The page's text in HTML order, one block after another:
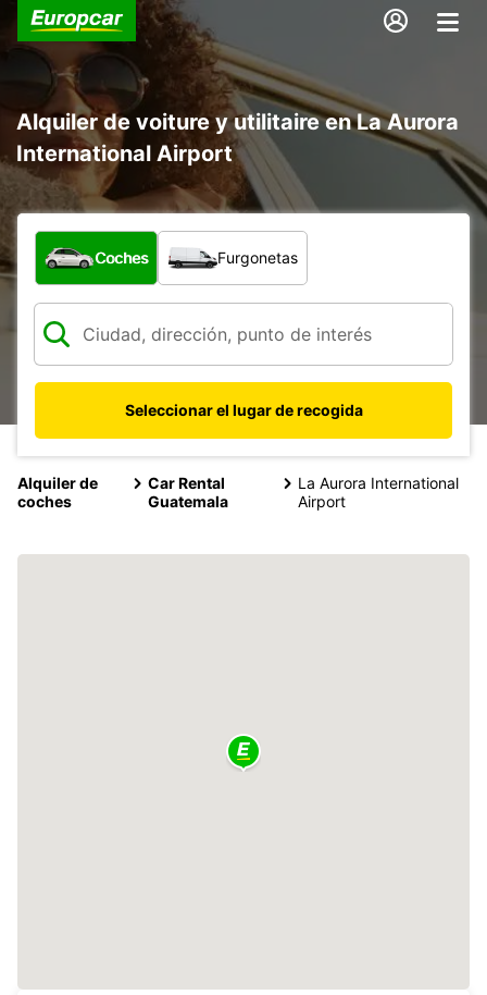
Alquiler de voiture y utilitaire en La Aurora
International Airport
¿Qué tipo de vehículo?
Coches Furgonetas
Seleccionar el lugar de recogida
Alquiler de
coches
Car Rental
Guatemala
La Aurora International
Airport